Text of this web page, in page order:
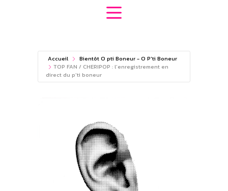
Accueil
Bientôt O pti Boneur - O P'ti Boneur
TOP FAN / CHERIPOP : l’enregistrement en
direct du p’ti boneur